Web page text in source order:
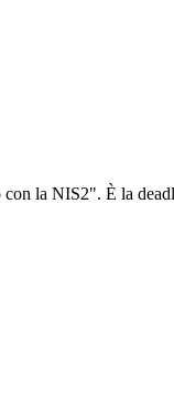
la NIS2". È la